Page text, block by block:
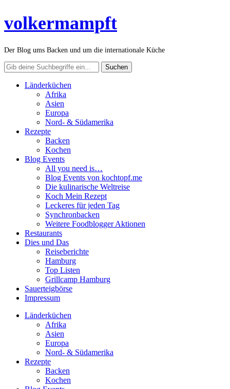
volkermampft
Der Blog ums Backen und um die internationale Küche
Länderküchen
Afrika
Asien
Europa
Nord- & Südamerika
Rezepte
Backen
Kochen
Blog Events
All you need is…
Blog Events von kochtopf.me
Die kulinarische Weltreise
Koch Mein Rezept
Leckeres für jeden Tag
Synchronbacken
Weitere Foodblogger Aktionen
Restaurants
Dies und Das
Reiseberichte
Hamburg
Top Listen
Grillcamp Hamburg
Sauerteigbörse
Impressum
Länderküchen
Afrika
Asien
Europa
Nord- & Südamerika
Rezepte
Backen
Kochen